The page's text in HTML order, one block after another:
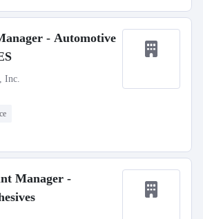
- Automotive
Inc.
Manager -